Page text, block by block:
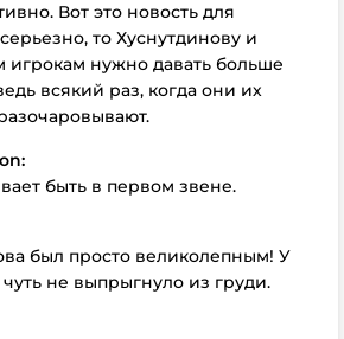
Вот это новость для
то Хуснутдинову и
нужно давать больше
всякий раз, когда они их
быть в первом звене.
был просто великолепным! У
не выпрыгнуло из груди.